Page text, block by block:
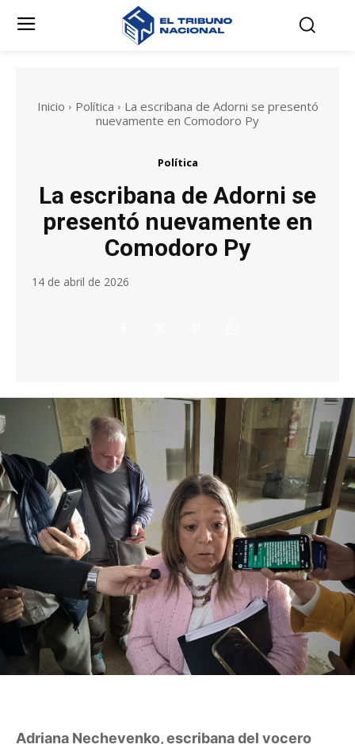
Inicio Política
La escribana de Adorni se presentó
nuevamente en Comodoro Py
Política
La escribana de Adorni se
presentó nuevamente en
Comodoro Py
14 de abril de 2026
Adriana Nechevenko, escribana del vocero